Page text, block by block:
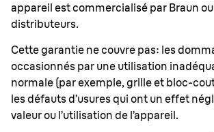
appareil est commercialisé par Braun
distributeurs.
Cette garantie ne couvre pas: les
occasionnés par une utilisation
normale (par exemple, grille et bloc-
les défauts d’usures qui ont un effet
valeur ou l’utilisation de l’appareil.